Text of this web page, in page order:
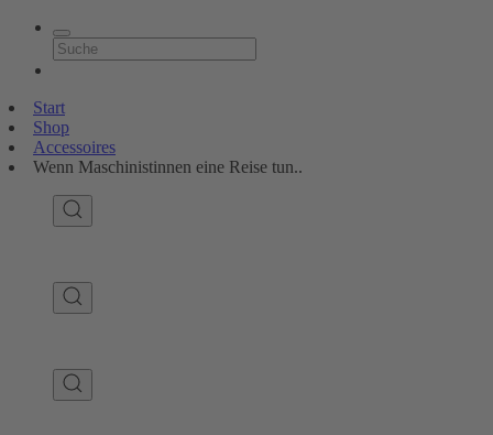
Start
Shop
Accessoires
Wenn Maschinistinnen eine Reise tun..